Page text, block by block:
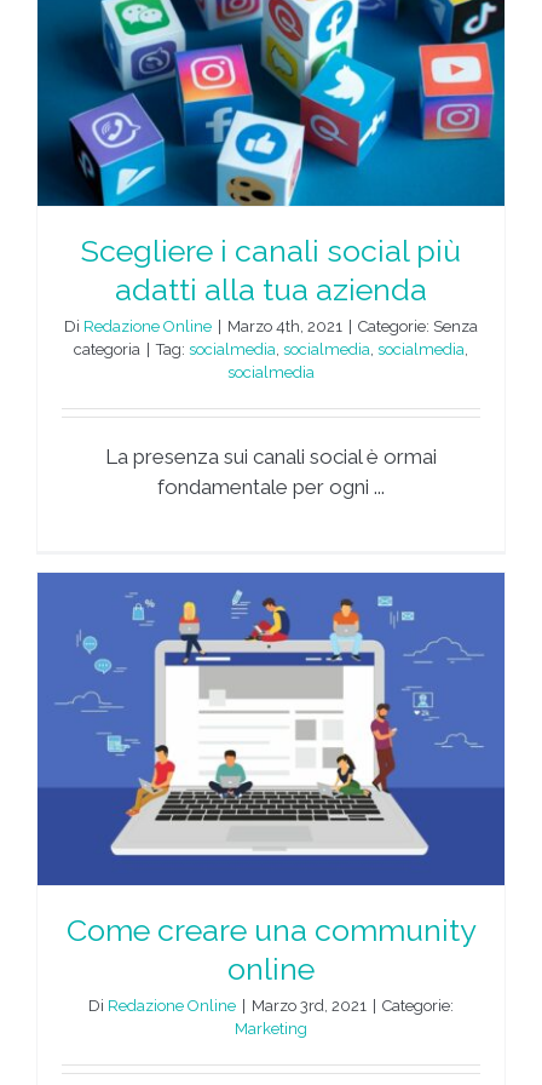
Scegliere i canali social più
adatti alla tua azienda
Di Redazione Online | Marzo 4th, 2021 | Categorie: Senza
categoria | Tag: socialmedia socialmedia socialmedia
socialmedia
La presenza sui canali social è ormai
fondamentale per ogni ...
Come creare una community
online
Di Redazione Online | Marzo 3rd, 2021 | Categorie:
Marketing